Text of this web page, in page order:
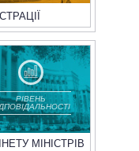
РІВЕНЬ
МІНІСТРІВ